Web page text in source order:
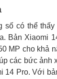
số có thể
Bản Xiaomi
MP cho khả
các bức ảnh
14 Pro. Với